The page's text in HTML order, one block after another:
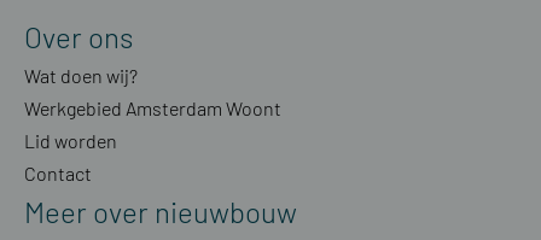
Over ons
Wat doen wij?
Werkgebied Amsterdam Woont
Lid worden
Contact
Meer over nieuwbouw